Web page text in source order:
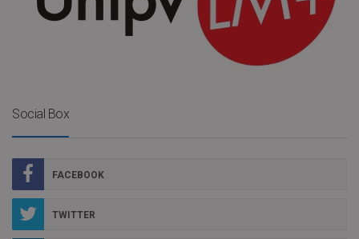
Social Box
FACEBOOK
TWITTER